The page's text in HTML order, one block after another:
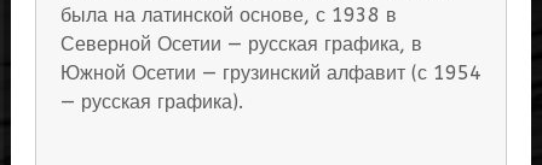
была на латинской основе, с 1938 в
Северной Осетии — русская графика, в
Южной Осетии — грузинский алфавит (с 1954
— русская графика).